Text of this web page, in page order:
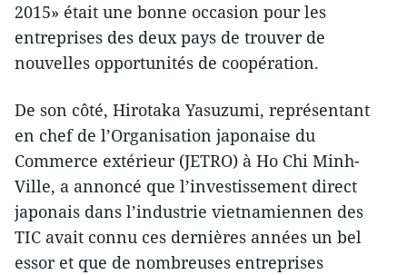
2015» était une bonne occasion pour les
entreprises des deux pays de trouver de
nouvelles opportunités de coopération.
De son côté, Hirotaka Yasuzumi, représentant
en chef de l’Organisation japonaise du
Commerce extérieur (JETRO) à Ho Chi Minh-
Ville, a annoncé que l’investissement direct
japonais dans l’industrie vietnamiennen des
TIC avait connu ces dernières années un bel
essor et que de nombreuses entreprises